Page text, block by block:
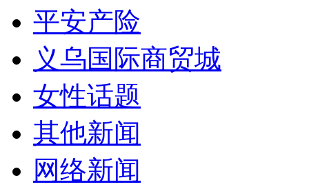
平安产险
义乌国际商贸城
女性话题
其他新闻
网络新闻